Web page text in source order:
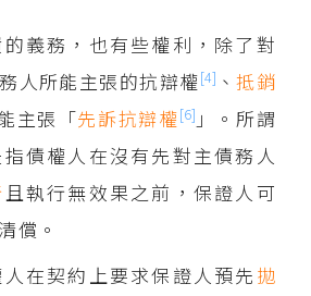
義務，也有些權利，除了對
人所能主張的抗辯權[4] 、抵銷
主張「先訴抗辯權[6] 」。所謂
債權人在沒有先對主債務人
且執行無效果之前，保證人可
償。
在契約上要求保證人預先 拋